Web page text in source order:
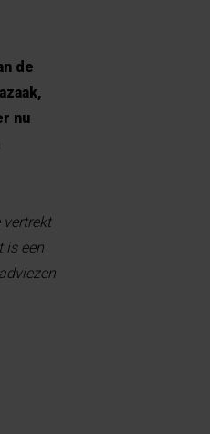
de
nu
is een